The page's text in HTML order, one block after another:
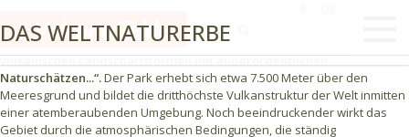
DAS WELTNATURERBE
Nationalpark am 28. Juni 2007 zum Weltnaturerbe erklärt. Es sei
weltweit eine der „wertvollsten und verschiedenartigsten
vulkanischen Landschaftsformen mit außerordentlichen
Naturschätzen...“.Der Park erhebt sich etwa 7.500 Meter über den
Meeresgrund und bildet die dritthöchste Vulkanstruktur der Welt inmitten
einer atemberaubenden Umgebung. Noch beeindruckender wirkt das
Gebiet durch die atmosphärischen Bedingungen, die ständig